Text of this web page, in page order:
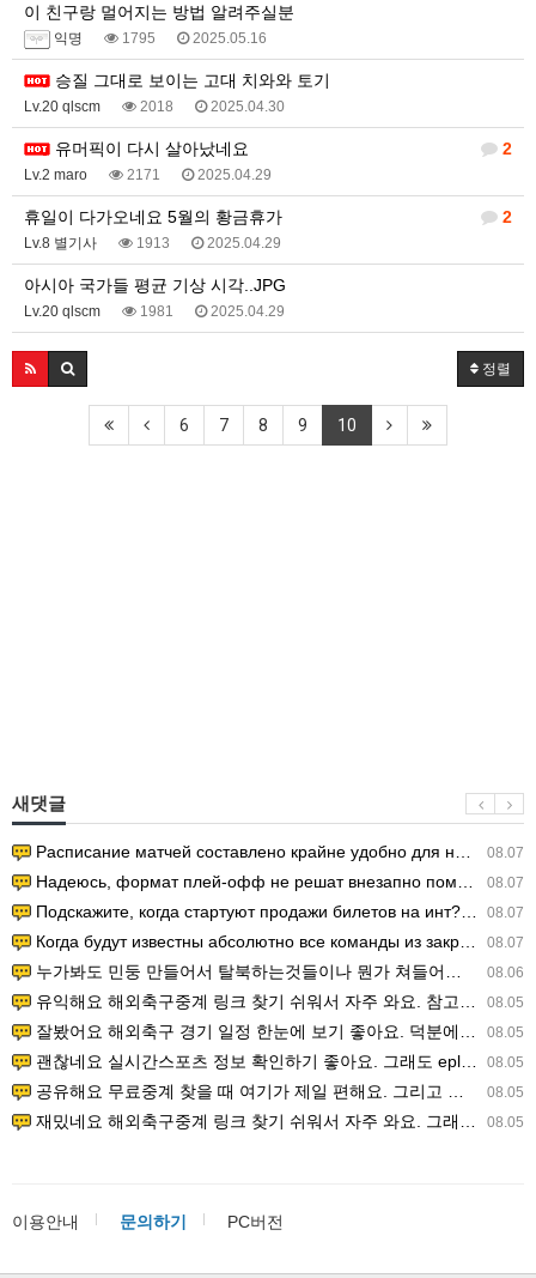
이 친구랑 멀어지는 방법 알려주실분
익명 1795 2025.05.16
승질 그대로 보이는 고대 치와와 토기
Lv.20 qlscm 2018 2025.04.30
2
유머픽이 다시 살아났네요
Lv.2 maro 2171 2025.04.29
2
휴일이 다가오네요 5월의 황금휴가
Lv.8 별기사 1913 2025.04.29
아시아 국가들 평균 기상 시각..JPG
Lv.20 qlscm 1981 2025.04.29
정렬
6 7 8 9 10
새댓글
08.07
Расписание матчей составлено крайне удобно для нашего часово…
08.07
Надеюсь, формат плей-офф не решат внезапно поменять. https:/…
08.07
Подскажите, когда стартуют продажи билетов на инт? https://g…
08.07
Когда будут известны абсолютно все команды из закрытых квали…
08.06
누가봐도 민둥 만들어서 탈북하는것들이나 뭔가 쳐들어오는 낌새를 미리 알아차리기 위함이지 저걸 전쟁준비라고 하…
08.05
유익해요 해외축구중계 링크 찾기 쉬워서 자주 와요. 참고로 무료스포츠중계 정보 확인할 때 출처 꼭 체크해요.…
08.05
잘봤어요 해외축구 경기 일정 한눈에 보기 좋아요. 덕분에 epl중계 볼 때 공식 중계 채널 먼저 찾아봐요. …
08.05
괜찮네요 실시간스포츠 정보 확인하기 좋아요. 그래도 epl중계 볼 때 공식 중계 채널 먼저 찾아봐요. 북마크…
08.05
공유해요 무료중계 찾을 때 여기가 제일 편해요. 그리고 무료스포츠중계 정보 확인할 때 출처 꼭 체크해요. 앞…
08.05
재밌네요 해외축구중계 링크 찾기 쉬워서 자주 와요. 그래서 해외축구중계도 정식 서비스로 봐야 안전해요. 다음…
이용안내 문의하기 PC버전